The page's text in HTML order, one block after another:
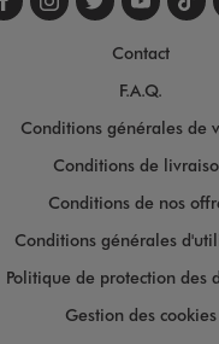
Suivez-nous
Suivez-
Contact
F.A.Q.
Conditions générales de
Conditions de
Conditions de nos
Conditions générales
Politique de protection des
Gestion des cookies